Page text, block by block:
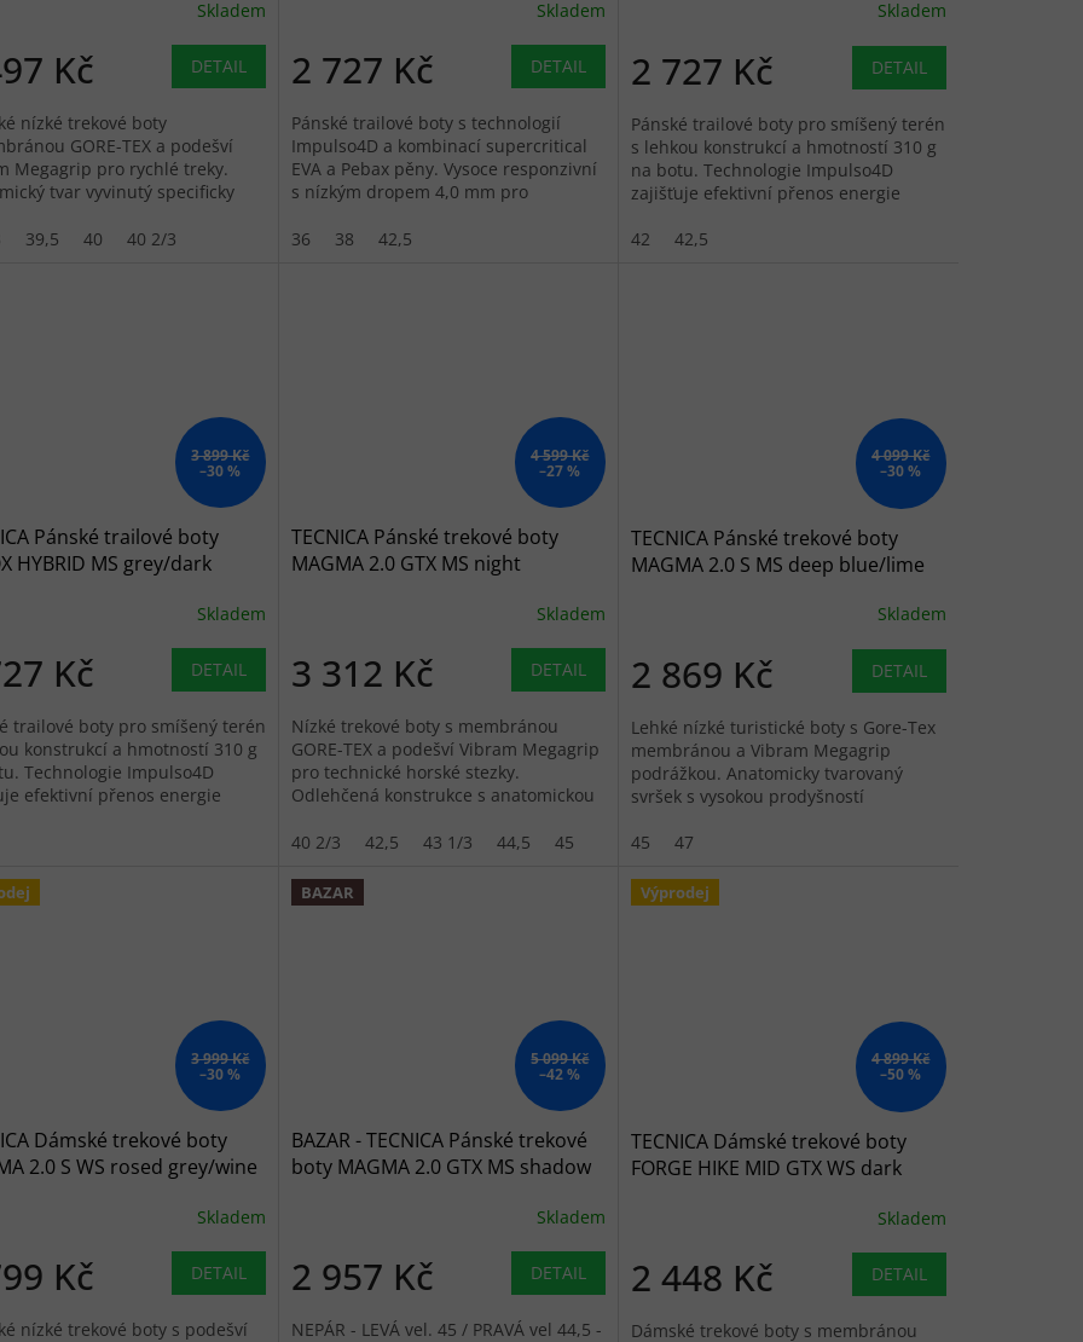
Skladem
Kč DETAIL
nízké trekové boty
GORE-TEX a podešví
Megagrip pro rychlé treky.
tvar vyvinutý specificky
39,5 40 40 2/3
Skladem
2 727 Kč DETAIL
Pánské trailové boty s technologií
Impulso4D a kombinací supercritical
EVA a Pebax pěny. Vysoce responzivní
s nízkým dropem 4,0 mm pro
36
38 42,5
Skladem
2 727 Kč DETAIL
Pánské trailové boty pro smíšený terén
s lehkou konstrukcí a hmotností 310 g
na botu. Technologie Impulso4D
zajišťuje efektivní přenos energie
42
42,5
3 899 Kč
–30 %
Pánské trailové boty
HYBRID MS grey/dark
Skladem
Kč DETAIL
trailové boty pro smíšený terén
konstrukcí a hmotností 310 g
Technologie Impulso4D
efektivní přenos energie
4 599 Kč
–27 %
TECNICA Pánské trekové boty
MAGMA 2.0 GTX MS night
Skladem
3 312 Kč DETAIL
Nízké trekové boty s membránou
GORE-TEX a podešví Vibram Megagrip
pro technické horské stezky.
Odlehčená konstrukce s anatomickou
40 2/3
42,5 43 1/3 44,5 45
4 099 Kč
–30 %
TECNICA Pánské trekové boty
MAGMA 2.0 S MS deep blue/lime
Skladem
2 869 Kč DETAIL
Lehké nízké turistické boty s Gore-Tex
membránou a Vibram Megagrip
podrážkou. Anatomicky tvarovaný
svršek s vysokou prodyšností
45
47
3 999 Kč
–30 %
Dámské trekové boty
2.0 S WS rosed grey/wine
Skladem
Kč DETAIL
nízké trekové boty s podešví
BAZAR
5 099 Kč
–42 %
BAZAR - TECNICA Pánské trekové
boty MAGMA 2.0 GTX MS shadow
Skladem
2 957 Kč DETAIL
NEPÁR - LEVÁ vel. 45 / PRAVÁ vel 44,5 -
Výprodej
4 899 Kč
–50 %
TECNICA Dámské trekové boty
FORGE HIKE MID GTX WS dark
Skladem
2 448 Kč DETAIL
Dámské trekové boty s membránou